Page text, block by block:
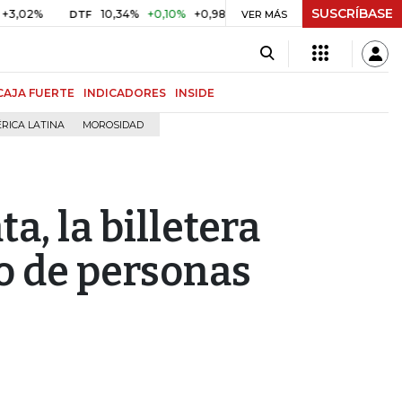
DTF 10,34% +0,10% +0,98% UVR $ 416,86 +$ 0,05 +0,01%
VER MÁS SUSCRÍBASE
FUERTE INDICADORES INSIDE
LATINA MOROSIDAD
la billetera
personas